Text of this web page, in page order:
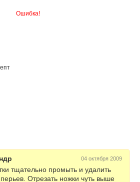
Ошибка!
04 октября 2009
тщательно промыть и удалить
перьев. Отрезать ножки чуть выше